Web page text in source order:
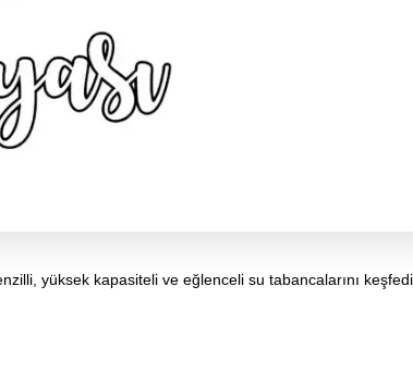
yüksek kapasiteli ve eğlenceli su tabancalarını